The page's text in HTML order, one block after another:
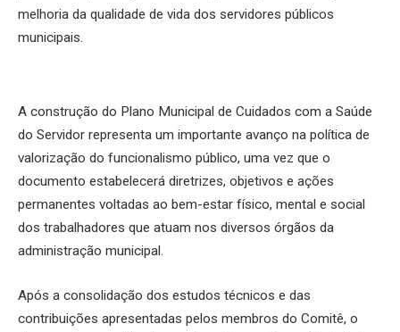
melhoria da qualidade de vida dos servidores públicos
municipais.
A construção do Plano Municipal de Cuidados com a Saúde
do Servidor representa um importante avanço na política de
valorização do funcionalismo público, uma vez que o
documento estabelecerá diretrizes, objetivos e ações
permanentes voltadas ao bem-estar físico, mental e social
dos trabalhadores que atuam nos diversos órgãos da
administração municipal.
Após a consolidação dos estudos técnicos e das
contribuições apresentadas pelos membros do Comitê, o